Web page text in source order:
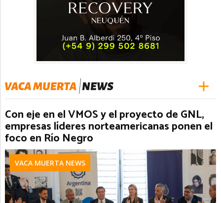
Con eje en el VMOS y el proyecto de GNL,
empresas líderes norteamericanas ponen el
foco en Río Negro
VACA MUERTA NEWS